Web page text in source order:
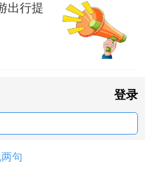
出行提
登录
句